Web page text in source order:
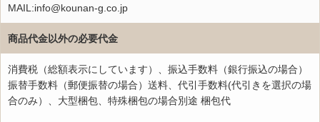
MAIL:info@kounan-g.co.jp
商品代金以外の必要代金
消費税（総額表示にしています）、振込手数料（銀行振込の場合）
振替手数料（郵便振替の場合）送料、代引手数料(代引きを選択の場
合のみ）、大型梱包、特殊梱包の場合別途 梱包代